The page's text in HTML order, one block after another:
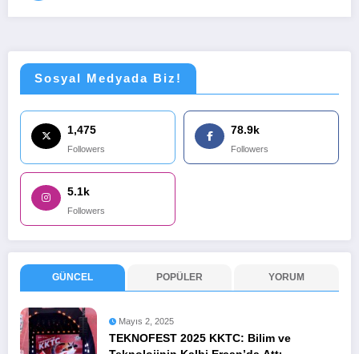
Sosyal Medyada Biz!
1,475
Followers
78.9k
Followers
5.1k
Followers
GÜNCEL POPÜLER YORUM
Mayıs 2, 2025
TEKNOFEST 2025 KKTC: Bilim ve